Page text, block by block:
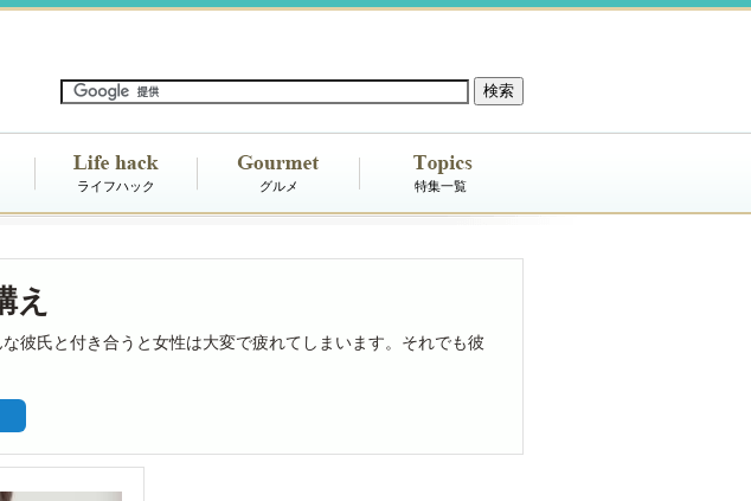
ライフハック グルメ 特集一覧
え
彼氏と付き合うと女性は大変で疲れてしまいます。それでも彼